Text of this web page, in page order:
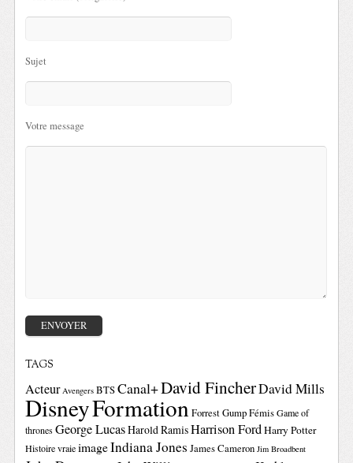
Sujet
Votre message
TAGS
Acteur Avengers BTSCanal+David FincherDavid Mills
DisneyFormationForrest GumpFémis Game of
thrones George LucasHarold RamisHarrison FordHarry Potter
Histoire vraie imageIndiana Jones James Cameron Jim Broadbent